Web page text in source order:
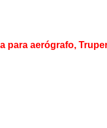
para aerógrafo,